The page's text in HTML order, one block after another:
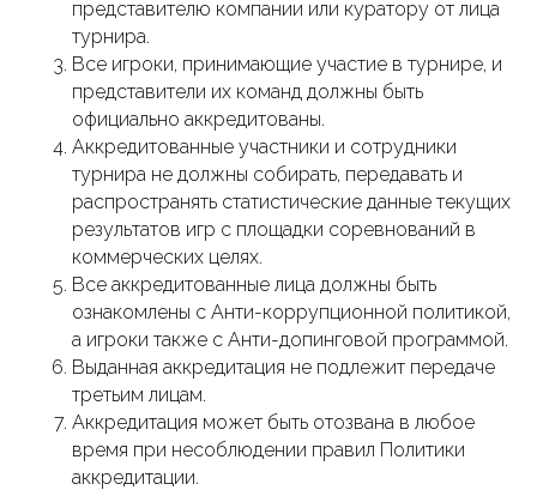
представителю компании или куратору от лица
турнира.
Все игроки, принимающие участие в турнире, и
представители их команд должны быть
официально аккредитованы.
Аккредитованные участники и сотрудники
турнира не должны собирать, передавать и
распространять статистические данные текущих
результатов игр с площадки соревнований в
коммерческих целях.
Все аккредитованные лица должны быть
ознакомлены с Анти-коррупционной политикой,
а игроки также с Анти-допинговой программой.
Выданная аккредитация не подлежит передаче
третьим лицам.
Аккредитация может быть отозвана в любое
время при несоблюдении правил Политики
аккредитации.